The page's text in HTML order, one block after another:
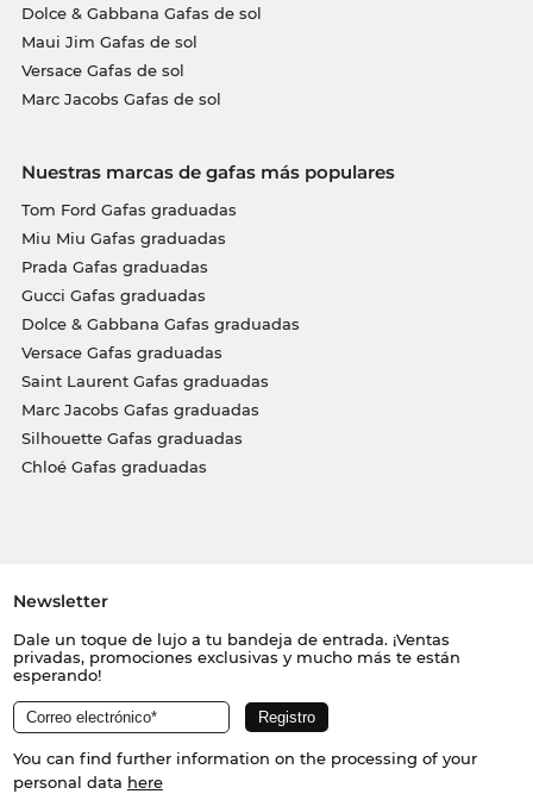
Dolce & Gabbana Gafas de sol
Maui Jim Gafas de sol
Versace Gafas de sol
Marc Jacobs Gafas de sol
Nuestras marcas de gafas más populares
Tom Ford Gafas graduadas
Miu Miu Gafas graduadas
Prada Gafas graduadas
Gucci Gafas graduadas
Dolce & Gabbana Gafas graduadas
Versace Gafas graduadas
Saint Laurent Gafas graduadas
Marc Jacobs Gafas graduadas
Silhouette Gafas graduadas
Chloé Gafas graduadas
Newsletter
Dale un toque de lujo a tu bandeja de entrada. ¡Ventas
privadas, promociones exclusivas y mucho más te están
esperando!
You can find further information on the processing of your
personal data here